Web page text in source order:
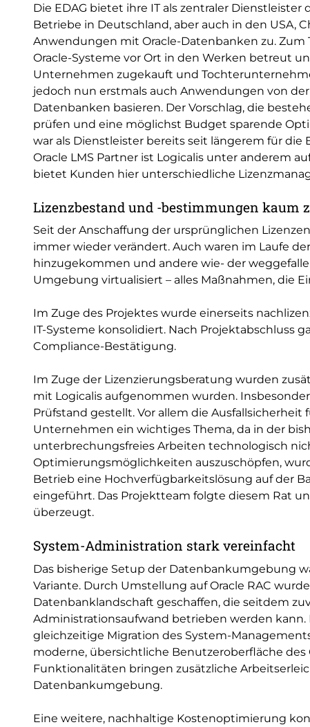
Die EDAG bietet ihre IT als zentraler
Betriebe in Deutschland, aber auch in den USA,
Anwendungen mit Oracle-Datenbanken zu. Zum
Oracle-Systeme vor Ort in den Werken betreut
Unternehmen zugekauft und
jedoch nun erstmals auch Anwendungen von
Datenbanken basieren. Der Vorschlag, die
prüfen und eine möglichst Budget sparende
war als Dienstleister bereits seit längerem für die
Oracle LMS Partner ist Logicalis unter anderem
bietet Kunden hier unterschiedliche
Lizenzbestand und -bestimmungen kaum
Seit der Anschaffung der ursprünglichen
immer wieder verändert. Auch waren im Laufe
hinzugekommen und andere wie- der
Umgebung virtualisiert – alles Maßnahmen, die
Im Zuge des Projektes wurde einerseits
IT-Systeme konsolidiert. Nach Projektabschluss
Compliance-Bestätigung.
Im Zuge der Lizenzierungsberatung wurden
mit Logicalis aufgenommen wurden.
Prüfstand gestellt. Vor allem die
Unternehmen ein wichtiges Thema, da in der
unterbrechungsfreies Arbeiten technologisch
Optimierungsmöglichkeiten auszuschöpfen,
Betrieb eine Hochverfügbarkeitslösung auf der
eingeführt. Das Projektteam folgte diesem Rat
überzeugt.
System-Administration stark vereinfacht
Das bisherige Setup der Datenbankumgebung
Variante. Durch Umstellung auf Oracle RAC
Datenbanklandschaft geschaffen, die seitdem
Administrationsaufwand betrieben werden
gleichzeitige Migration des System-
moderne, übersichtliche Benutzeroberfläche
Funktionalitäten bringen zusätzliche
Datenbankumgebung.
Eine weitere, nachhaltige Kostenoptimierung